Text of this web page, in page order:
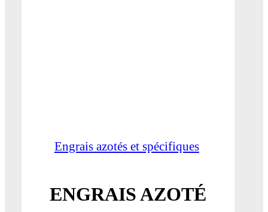
Engrais azotés et spécifiques
ENGRAIS AZOTÉ